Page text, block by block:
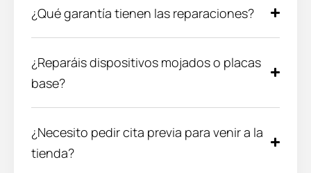
¿Qué garantía tienen las reparaciones?
¿Reparáis dispositivos mojados o placas
base?
¿Necesito pedir cita previa para venir a la
tienda?